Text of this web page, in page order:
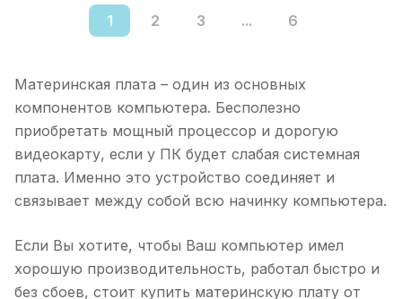
1 2 3 ... 6
Материнская плата – один из основных
компонентов компьютера. Бесполезно
приобретать мощный процессор и дорогую
видеокарту, если у ПК будет слабая системная
плата. Именно это устройство соединяет и
связывает между собой всю начинку компьютера.
Если Вы хотите, чтобы Ваш компьютер имел
хорошую производительность, работал быстро и
без сбоев, стоит купить материнскую плату от